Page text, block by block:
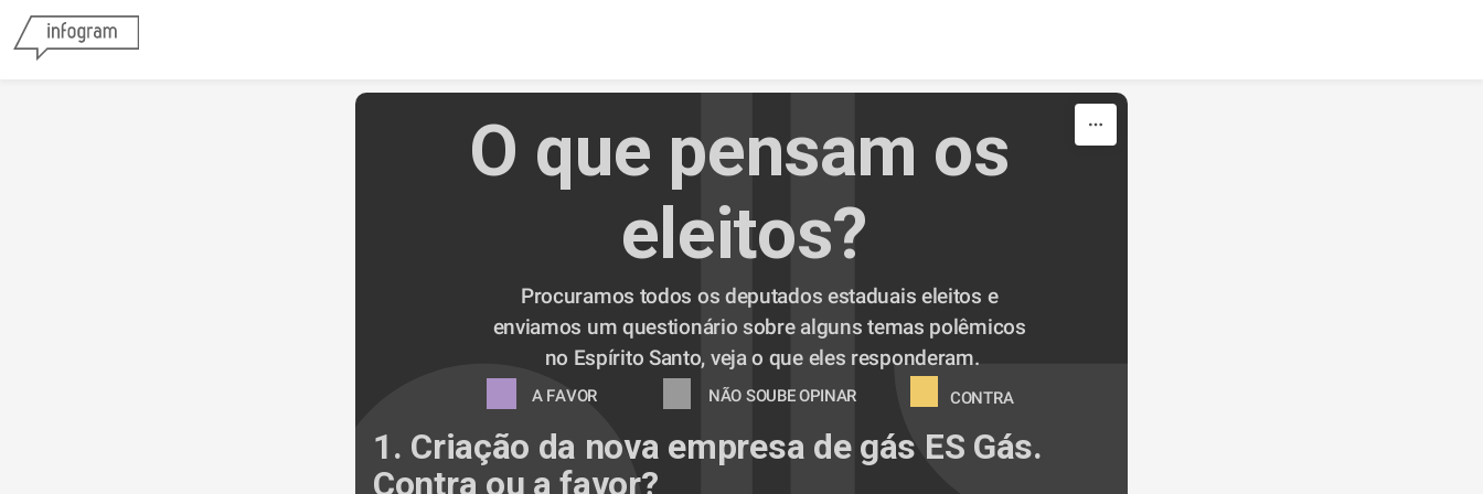
O que pensam os
eleitos?
Procuramos todos os deputados estaduais eleitos e
enviamos um questionário sobre alguns temas polêmicos
no Espírito Santo, veja o que eles responderam.
A FAVOR NÃO SOUBE OPINAR CONTRA
1. Criação da nova empresa de gás ES Gás.
Contra ou a favor?